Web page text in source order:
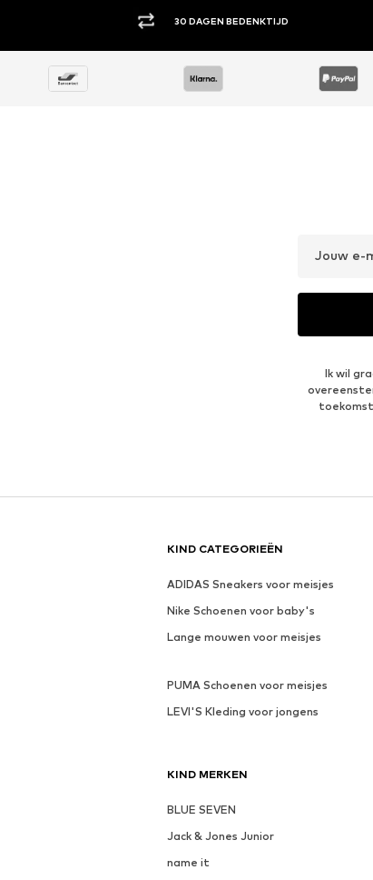
30 DAGEN BEDENKTIJD
Jouw e-
Ik wil
KIND CATEGORIEËN
ADIDAS Sneakers voor meisjes
Nike Schoenen voor baby's
Lange mouwen voor meisjes
PUMA Schoenen voor meisjes
LEVI'S Kleding voor jongens
KIND MERKEN
BLUE SEVEN
Jack & Jones Junior
name it